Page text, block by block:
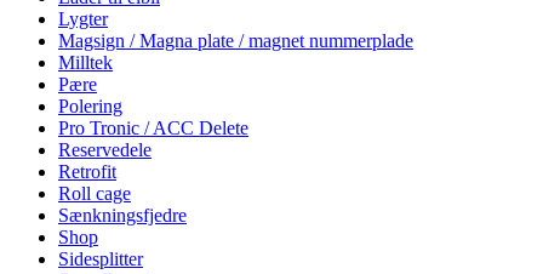
Lygter
Magsign / Magna plate / magnet nummerplade
Milltek
Pære
Polering
Pro Tronic / ACC Delete
Reservedele
Retrofit
Roll cage
Sænkningsfjedre
Shop
Sidesplitter